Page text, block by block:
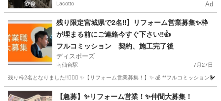
Lacotto Ad
残り限定宮城県で2名‼︎】リフォーム営業募集✨枠
が埋まる前にご連絡今すぐ下さい‼︎👍
フルコミッション 契約、施工完了後
ディスポーズ
南仙台駅 7月27日
残り枠2名となりました‼︎🙇🏻‍♂️ ✨【リフォーム営業募集！】✨ 💰 **フルコミッション
宮城 仙台市 南仙台駅 やる気
【急募】✨リフォーム営業！✨仲間大募集！